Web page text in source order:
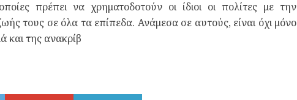
πρέπει να χρηματοδοτούν οι ίδιοι οι πολίτες με την
τους σε όλα τα επίπεδα. Ανάμεσα σε αυτούς, είναι όχι μόνο
και της ανακρίβ